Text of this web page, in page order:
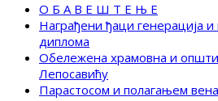
О Б А В Е Ш Т Е Њ Е
Награђени ђаци генерација
диплома
Обележена храмовна и
Лепосавићу
Парастосом и полагањем